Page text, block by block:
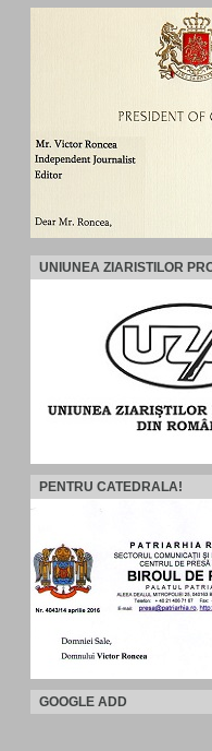
UNIUNEA ZIARISTILOR
PENTRU CATEDRALA!
GOOGLE ADD